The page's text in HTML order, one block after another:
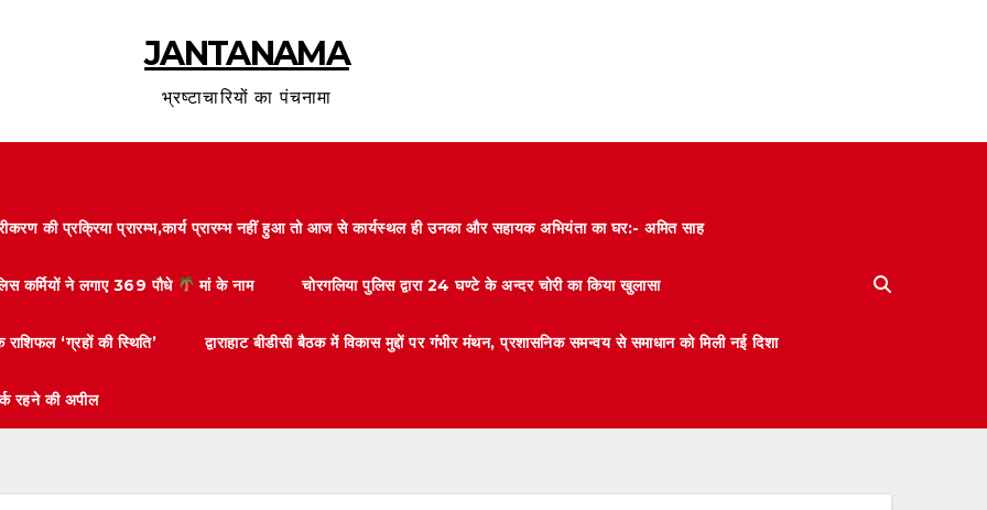
JANTANAMA
भ्रष्टाचारियों का पंचनामा
की प्रक्रिया प्रारम्भ,कार्य प्रारम्भ नहीं हुआ तो आज से कार्यस्थल ही उनका और सहायक अभियंता का घर:- अमित साह
कर्मियों ने लगाए 369 पौधे मां के नाम चोरगलिया पुलिस द्वारा 24 घण्टे के अन्दर चोरी का किया खुलासा
‘ग्रहों की स्थिति’ द्वाराहाट बीडीसी बैठक में विकास मुद्दों पर गंभीर मंथन, प्रशासनिक समन्वय से समाधान को मिली नई दिशा
रहने की अपील